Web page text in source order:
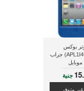
بوكس
(APL1I4UNI46) جراب
موبايل
جنية
غير متوفر